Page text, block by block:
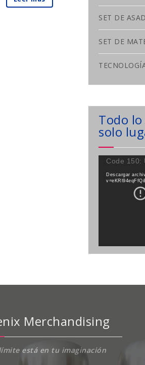
SET DE
SET DE
Todo
solo
Reproductor
de
vídeo
Code 150:
Descargar
Merchandising
está en tu imaginación